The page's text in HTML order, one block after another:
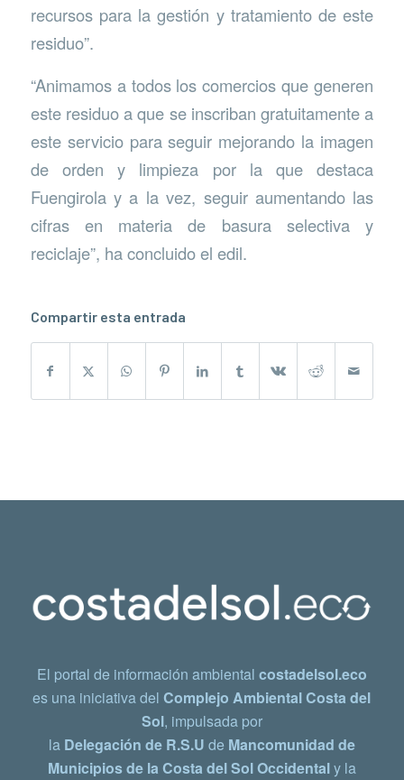
recursos para la gestión y tratamiento de este
residuo”.
“Animamos a todos los comercios que generen
este residuo a que se inscriban gratuitamente a
este servicio para seguir mejorando la imagen
de orden y limpieza por la que destaca
Fuengirola y a la vez, seguir aumentando las
cifras en materia de basura selectiva y
reciclaje”, ha concluido el edil.
Compartir esta entrada
El portal de información ambiental costadelsol.eco
es una iniciativa delComplejo Ambiental Costa del
Sol, impulsada por
la Delegación de R.S.U de Mancomunidad de
Municipios de la Costa del Sol Occidentaly la